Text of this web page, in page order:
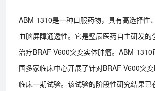
ABM-1310是一种口服药物，具有高选择性
血脑屏障通透性。它是璧辰医药自主研发的
治疗BRAF V600突变实体肿瘤。ABM-1310
国多家临床中心开展了针对BRAF V600突
临床一期试验。该试验的阶段性研究结果已